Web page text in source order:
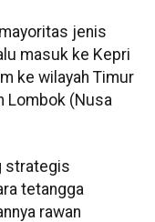
jenis
masuk ke Kepri
ke wilayah Timur
Lombok (Nusa
strategis
tetangga
rawan